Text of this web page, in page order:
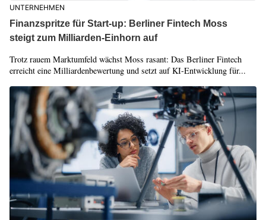
UNTERNEHMEN
Finanzspritze für Start-up: Berliner Fintech Moss
steigt zum Milliarden-Einhorn auf
Trotz rauem Marktumfeld wächst Moss rasant: Das Berliner Fintech
erreicht eine Milliardenbewertung und setzt auf KI-Entwicklung für...